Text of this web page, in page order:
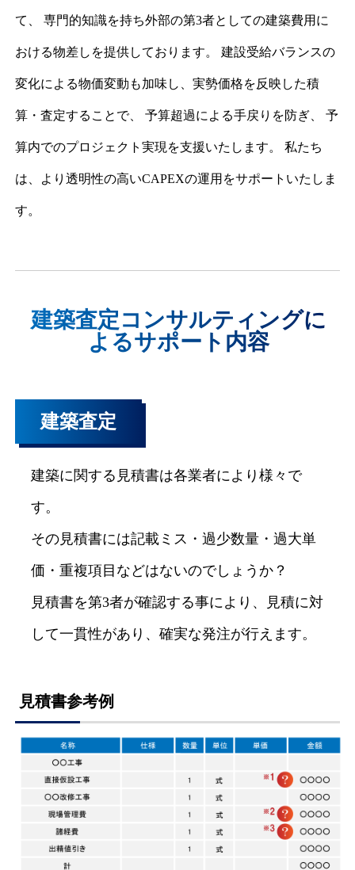
て、 専門的知識を持ち外部の第3者としての建築費用に
おける物差しを提供しております。 建設受給バランスの
変化による物価変動も加味し、実勢価格を反映した積
算・査定することで、 予算超過による手戻りを防ぎ、 予
算内でのプロジェクト実現を支援いたします。 私たち
は、より透明性の高いCAPEXの運用をサポートいたしま
す。
建築査定コンサルティングに
よるサポート内容
建築査定
建築に関する見積書は各業者により様々で
す。
その見積書には記載ミス・過少数量・過大単
価・重複項目などはないのでしょうか？
見積書を第3者が確認する事により、見積に対
して一貫性があり、確実な発注が行えます。
見積書参考例